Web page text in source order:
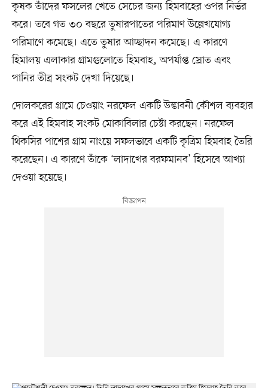
কৃষক তাঁদের ফসলের খেতে সেচের জন্য হিমবাহের ওপর নির্ভর
করে। তবে গত ৩০ বছরে তুষারপাতের পরিমাণ উল্লেখযোগ্য
পরিমাণে কমেছে। এতে তুষার আচ্ছাদন কমেছে। এ কারণে
হিমালয় এলাকার গ্রামগুলোতে হিমবাহ, অপর্যাপ্ত স্রোত এবং
পানির তীব্র সংকট দেখা দিয়েছে।
দোলকরের গ্রামে চেওয়াং নরফেল একটি উদ্ভাবনী কৌশল ব্যবহার
করে এই হিমবাহ সংকট মোকাবিলার চেষ্টা করছেন। নরফেল
থিকসির পাশের গ্রাম নাংয়ে সফলভাবে একটি কৃত্রিম হিমবাহ তৈরি
করেছেন। এ কারণে তাঁকে ‘লাদাখের বরফমানব’ হিসেবে আখ্যা
দেওয়া হয়েছে।